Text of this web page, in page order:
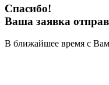
Спасибо!
Ваша заявка
В ближайшее время с